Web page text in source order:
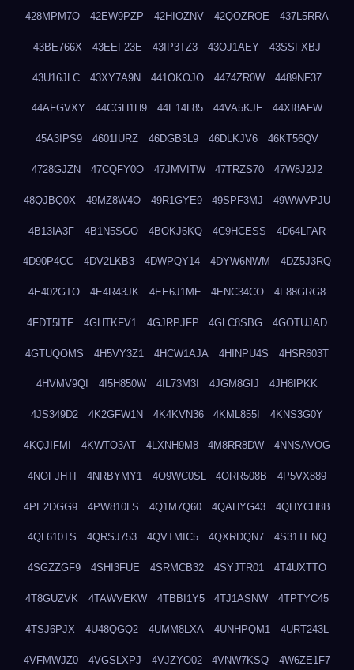
428MPM7O 42EW9PZP 42HIOZNV 42QOZROE 437L5RRA
43BE766X 43EEF23E 43IP3TZ3 43OJ1AEY 43SSFXBJ
43U16JLC 43XY7A9N 441OKOJO 4474ZR0W 4489NF37
44AFGVXY 44CGH1H9 44E14L85 44VA5KJF 44XI8AFW
45A3IPS9 4601IURZ 46DGB3L9 46DLKJV6 46KT56QV
4728GJZN 47CQFY0O 47JMVITW 47TRZS70 47W8J2J2
48QJBQ0X 49MZ8W4O 49R1GYE9 49SPF3MJ 49WWVPJU
4B13IA3F 4B1N5SGO 4BOKJ6KQ 4C9HCESS 4D64LFAR
4D90P4CC 4DV2LKB3 4DWPQY14 4DYW6NWM 4DZ5J3RQ
4E402GTO 4E4R43JK 4EE6J1ME 4ENC34CO 4F88GRG8
4FDT5ITF 4GHTKFV1 4GJRPJFP 4GLC8SBG 4GOTUJAD
4GTUQOMS 4H5VY3Z1 4HCW1AJA 4HINPU4S 4HSR603T
4HVMV9QI 4I5H850W 4IL73M3I 4JGM8GIJ 4JH8IPKK
4JS349D2 4K2GFW1N 4K4KVN36 4KML855I 4KNS3G0Y
4KQJIFMI 4KWTO3AT 4LXNH9M8 4M8RR8DW 4NNSAVOG
4NOFJHTI 4NRBYMY1 4O9WC0SL 4ORR508B 4P5VX889
4PE2DGG9 4PW810LS 4Q1M7Q60 4QAHYG43 4QHYCH8B
4QL610TS 4QRSJ753 4QVTMIC5 4QXRDQN7 4S31TENQ
4SGZZGF9 4SHI3FUE 4SRMCB32 4SYJTR01 4T4UXTTO
4T8GUZVK 4TAWVEKW 4TBBI1Y5 4TJ1ASNW 4TPTYC45
4TSJ6PJX 4U48QGQ2 4UMM8LXA 4UNHPQM1 4URT243L
4VFMWJZ0 4VGSLXPJ 4VJZYO02 4VNW7KSQ 4W6ZE1F7